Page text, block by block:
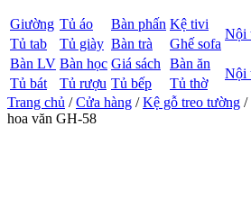
Giường Tủ áo Bàn phấn Kệ tivi
Nội
Tủ tab Tủ giày Bàn trà
Ghế sofa
Bàn LV Bàn học Giá sách Bàn ăn
Nội
Tủ bát Tủ rượu Tủ bếp
Tủ thờ
Trang chủ /Cửa hàng /Kệ gỗ treo tường /
hoa văn GH-58